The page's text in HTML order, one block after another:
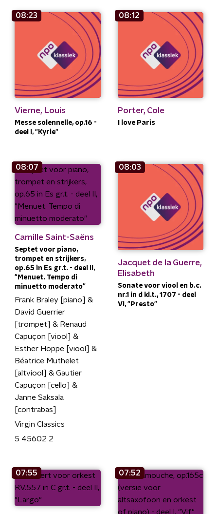
08:23
Vierne, Louis
Messe solennelle, op.16 -
deel I, "Kyrie"
08:12
Porter, Cole
I love Paris
08:07
Camille Saint-Saëns
Septet voor piano,
trompet en strijkers,
op.65 in Es gr.t. - deel II,
"Menuet. Tempo di
minuetto moderato"
Frank Braley [piano] &
David Guerrier
[trompet] & Renaud
Capuçon [viool] &
Esther Hoppe [viool] &
Béatrice Muthelet
[altviool] & Gautier
Capuçon [cello] &
Janne Saksala
[contrabas]
Virgin Classics
5 45602 2
08:03
Jacquet de la Guerre,
Elisabeth
Sonate voor viool en b.c.
nr.1 in d kl.t., 1707 - deel
VI, "Presto"
07:55 07:52